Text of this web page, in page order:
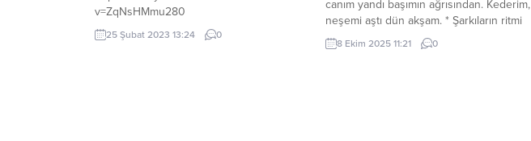
v=ZqNsHMmu280
25 Şubat 2023 13:24 0
canım yandı başımın ağrısından. Kederim,
neşemi aştı dün akşam. * Şarkıların ritmi
çok ağırdı. Duymaz oldun hiçbir şeyi,
sanki kulaklarım sağırdı. Dert deryası
8 Ekim 2025 11:21 0